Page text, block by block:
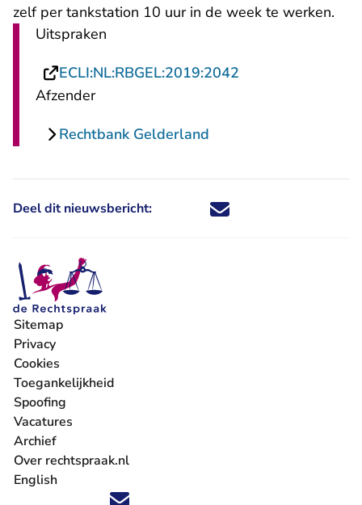
zelf per tankstation 10 uur in de week te werken.
Uitspraken
ECLI:NL:RBGEL:2019:2042
Afzender
Rechtbank Gelderland
Deel dit nieuwsbericht: Deel dit nieuwsbericht via X -
Deel dit nieuwsbericht via
Deel dit nieuwsbericht
Deel dit
Volg ons op X (Twitter) - U verlaat Rechtspraak.nl
Volg ons op Facebook - U verlaat Rechtspraak.nl
Volg ons op Instagram - U verlaat Rechtspraak.nl
Volg ons op Youtube - U verlaat Rechtspraak.nl
Volg ons op LinkedIn - U verlaat
'Blijf op de hoogte' nieuwsbrief - U verlaat
Sitemap
Privacy
Cookies
Toegankelijkheid
Spoofing
Vacatures
- U verlaat Rechtspraak.nl
Archief
Over rechtspraak.nl
English